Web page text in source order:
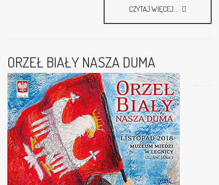
CZYTAJ WIĘCEJ...
ORZEŁ BIAŁY NASZA DUMA